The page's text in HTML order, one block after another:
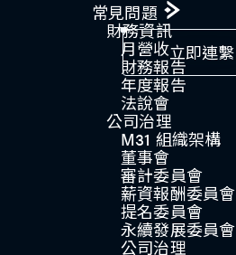
常見問題
財務資訊
月營收
財務報告
年度報告
法說會
公司治理​
M31 組織架構
董事會
審計委員會
薪資報酬委員會
提名委員會
永續發展委員會
公司治理
立即連繫